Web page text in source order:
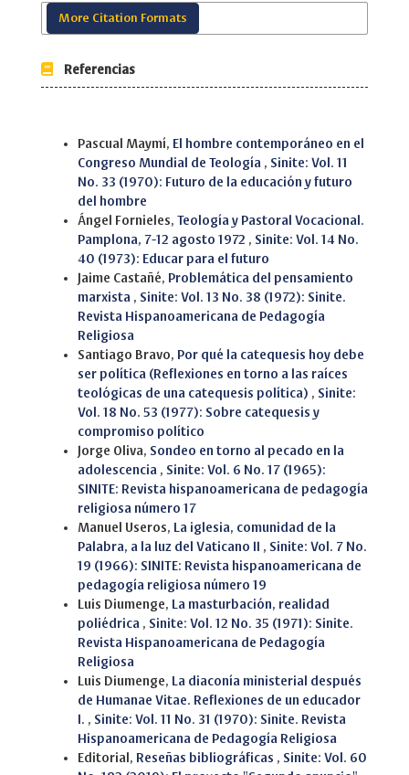
More Citation Formats
Referencias
Pascual Maymí, El hombre contemporáneo en el
Congreso Mundial de Teología , Sinite: Vol. 11
No. 33 (1970): Futuro de la educación y futuro
del hombre
Ángel Fornieles, Teología y Pastoral Vocacional.
Pamplona, 7-12 agosto 1972 , Sinite: Vol. 14 No.
40 (1973): Educar para el futuro
Jaime Castañé, Problemática del pensamiento
marxista , Sinite: Vol. 13 No. 38 (1972): Sinite.
Revista Hispanoamericana de Pedagogía
Religiosa
Santiago Bravo, Por qué la catequesis hoy debe
ser política (Reflexiones en torno a las raíces
teológicas de una catequesis política) , Sinite:
Vol. 18 No. 53 (1977): Sobre catequesis y
compromiso político
Jorge Oliva, Sondeo en torno al pecado en la
adolescencia , Sinite: Vol. 6 No. 17 (1965):
SINITE: Revista hispanoamericana de pedagogía
religiosa número 17
Manuel Useros, La iglesia, comunidad de la
Palabra, a la luz del Vaticano II , Sinite: Vol. 7 No.
19 (1966): SINITE: Revista hispanoamericana de
pedagogía religiosa número 19
Luis Diumenge, La masturbación, realidad
poliédrica , Sinite: Vol. 12 No. 35 (1971): Sinite.
Revista Hispanoamericana de Pedagogía
Religiosa
Luis Diumenge, La diaconía ministerial después
de Humanae Vitae. Reflexiones de un educador
I. , Sinite: Vol. 11 No. 31 (1970): Sinite. Revista
Hispanoamericana de Pedagogía Religiosa
Editorial, Reseñas bibliográficas , Sinite: Vol. 60